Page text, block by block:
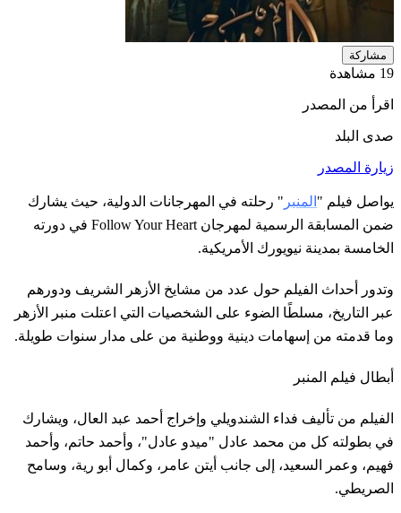
مشاركة
19 مشاهدة
اقرأ من المصدر
صدى البلد
زيارة المصدر
يواصل فيلم " المنبر " رحلته في المهرجانات الدولية، حيث يشارك
ضمن المسابقة الرسمية لمهرجان Follow Your Heart في دورته
الخامسة بمدينة نيويورك الأمريكية.
وتدور أحداث الفيلم حول عدد من مشايخ الأزهر الشريف ودورهم
عبر التاريخ، مسلطًا الضوء على الشخصيات التي اعتلت منبر الأزهر
وما قدمته من إسهامات دينية ووطنية من على مدار سنوات طويلة.
أبطال فيلم المنبر
الفيلم من تأليف فداء الشندويلي وإخراج أحمد عبد العال، ويشارك
في بطولته كل من محمد عادل "ميدو عادل"، وأحمد حاتم، وأحمد
فهيم، وعمر السعيد، إلى جانب أيتن عامر، وكمال أبو رية، وسامح
الصريطي.